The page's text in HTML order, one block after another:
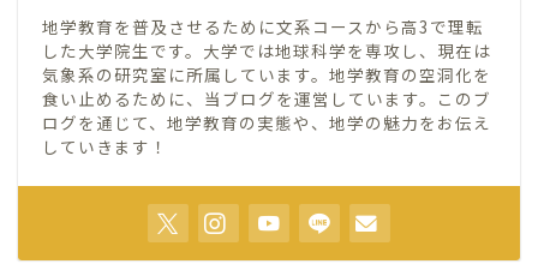
地学教育を普及させるために文系コースから高3で理転
した大学院生です。大学では地球科学を専攻し、現在は
気象系の研究室に所属しています。地学教育の空洞化を
食い止めるために、当ブログを運営しています。このブ
ログを通じて、地学教育の実態や、地学の魅力をお伝え
していきます！